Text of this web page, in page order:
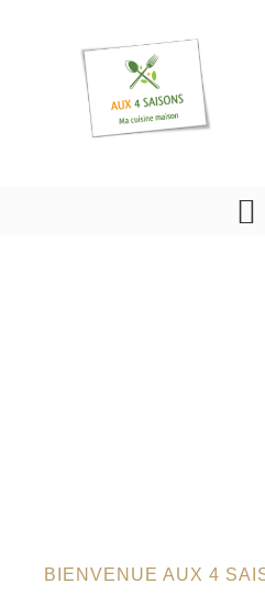
BIENVENUE AUX 4